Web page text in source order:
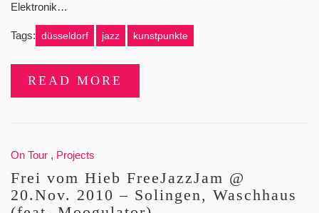
Elektronik…
Tags: düsseldorf jazz kunstpunkte
READ MORE
On Tour , Projects
Frei vom Hieb FreeJazzJam @
20.Nov. 2010 – Solingen, Waschhaus